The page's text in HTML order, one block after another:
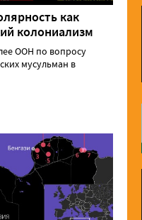
как
колониализм
ООН по вопросу
мусульман в